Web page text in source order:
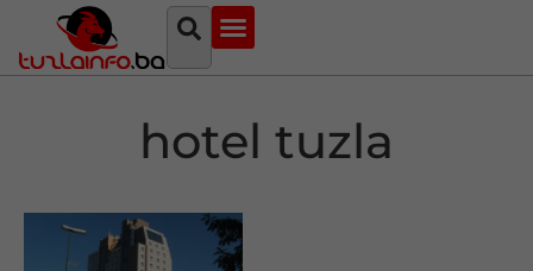
hotel tuzla